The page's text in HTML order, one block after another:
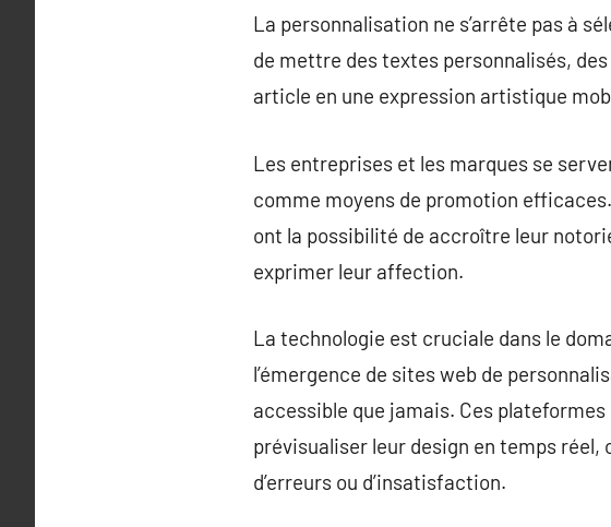
La personnalisation ne s’arrête pas à
de mettre des textes personnalisés,
article en une expression artistique
Les entreprises et les marques se
comme moyens de promotion
ont la possibilité de accroître leur
exprimer leur affection.
La technologie est cruciale dans le
l’émergence de sites web de
accessible que jamais. Ces
prévisualiser leur design en temps
d’erreurs ou d’insatisfaction.